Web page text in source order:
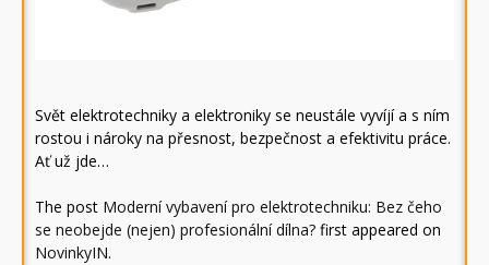
Svět elektrotechniky a elektroniky se neustále vyvíjí a s ním
rostou i nároky na přesnost, bezpečnost a efektivitu práce.
Ať už jde…
The post Moderní vybavení pro elektrotechniku: Bez čeho
se neobejde (nejen) profesionální dílna? first appeared on
NovinkyIN.